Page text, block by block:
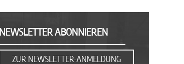
NEWSLETTER ABONNIEREN
ZUR NEWSLETTER-ANMELDUNG